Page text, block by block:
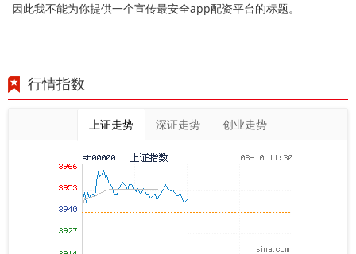
因此我不能为你提供一个宣传最安全app配资平台的标题。
行情指数
上证走势 深证走势 创业走势